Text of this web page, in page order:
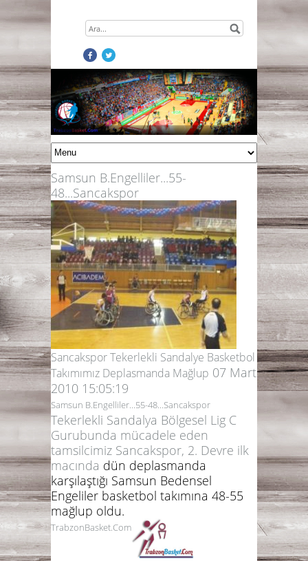
Samsun B.Engelliler...55-
48...Sancakspor
Sancakspor Tekerlekli Sandalye Basketbol
Takımımız Deplasmanda Mağlup 07 Mart
2010 15:05:19
Samsun B.Engelliler...55-48...Sancakspor
Tekerlekli Sandalya Bölgesel Lig C
Gurubunda mücadele eden
tamsilcimiz Sancakspor, 2. Devre ilk
macında dün deplasmanda
karşılaştığı Samsun Bedensel
Engeliler basketbol takımına 48-55
mağlup oldu.
TrabzonBasket.Com